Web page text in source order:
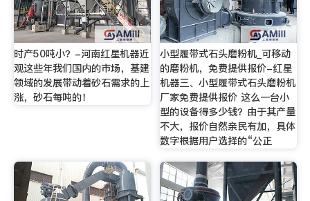
时产50吨小？-河南红星机器近
观这些年我们国内的市场，基建
领域的发展带动着砂石需求的上
涨，砂石每吨的！
小型履带式石头磨粉机_可移动
的磨粉机，免费提供报价-红星
机器三、小型履带式石头磨粉机
厂家免费提供报价 这么一台小
型的设备得多少钱？由于其产量
不大，报价自然亲民有加，具体
数字根据用户选择的“公正